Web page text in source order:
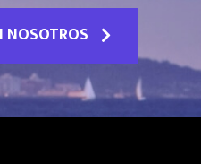
NOSOTROS